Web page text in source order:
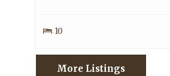
10
More Listings